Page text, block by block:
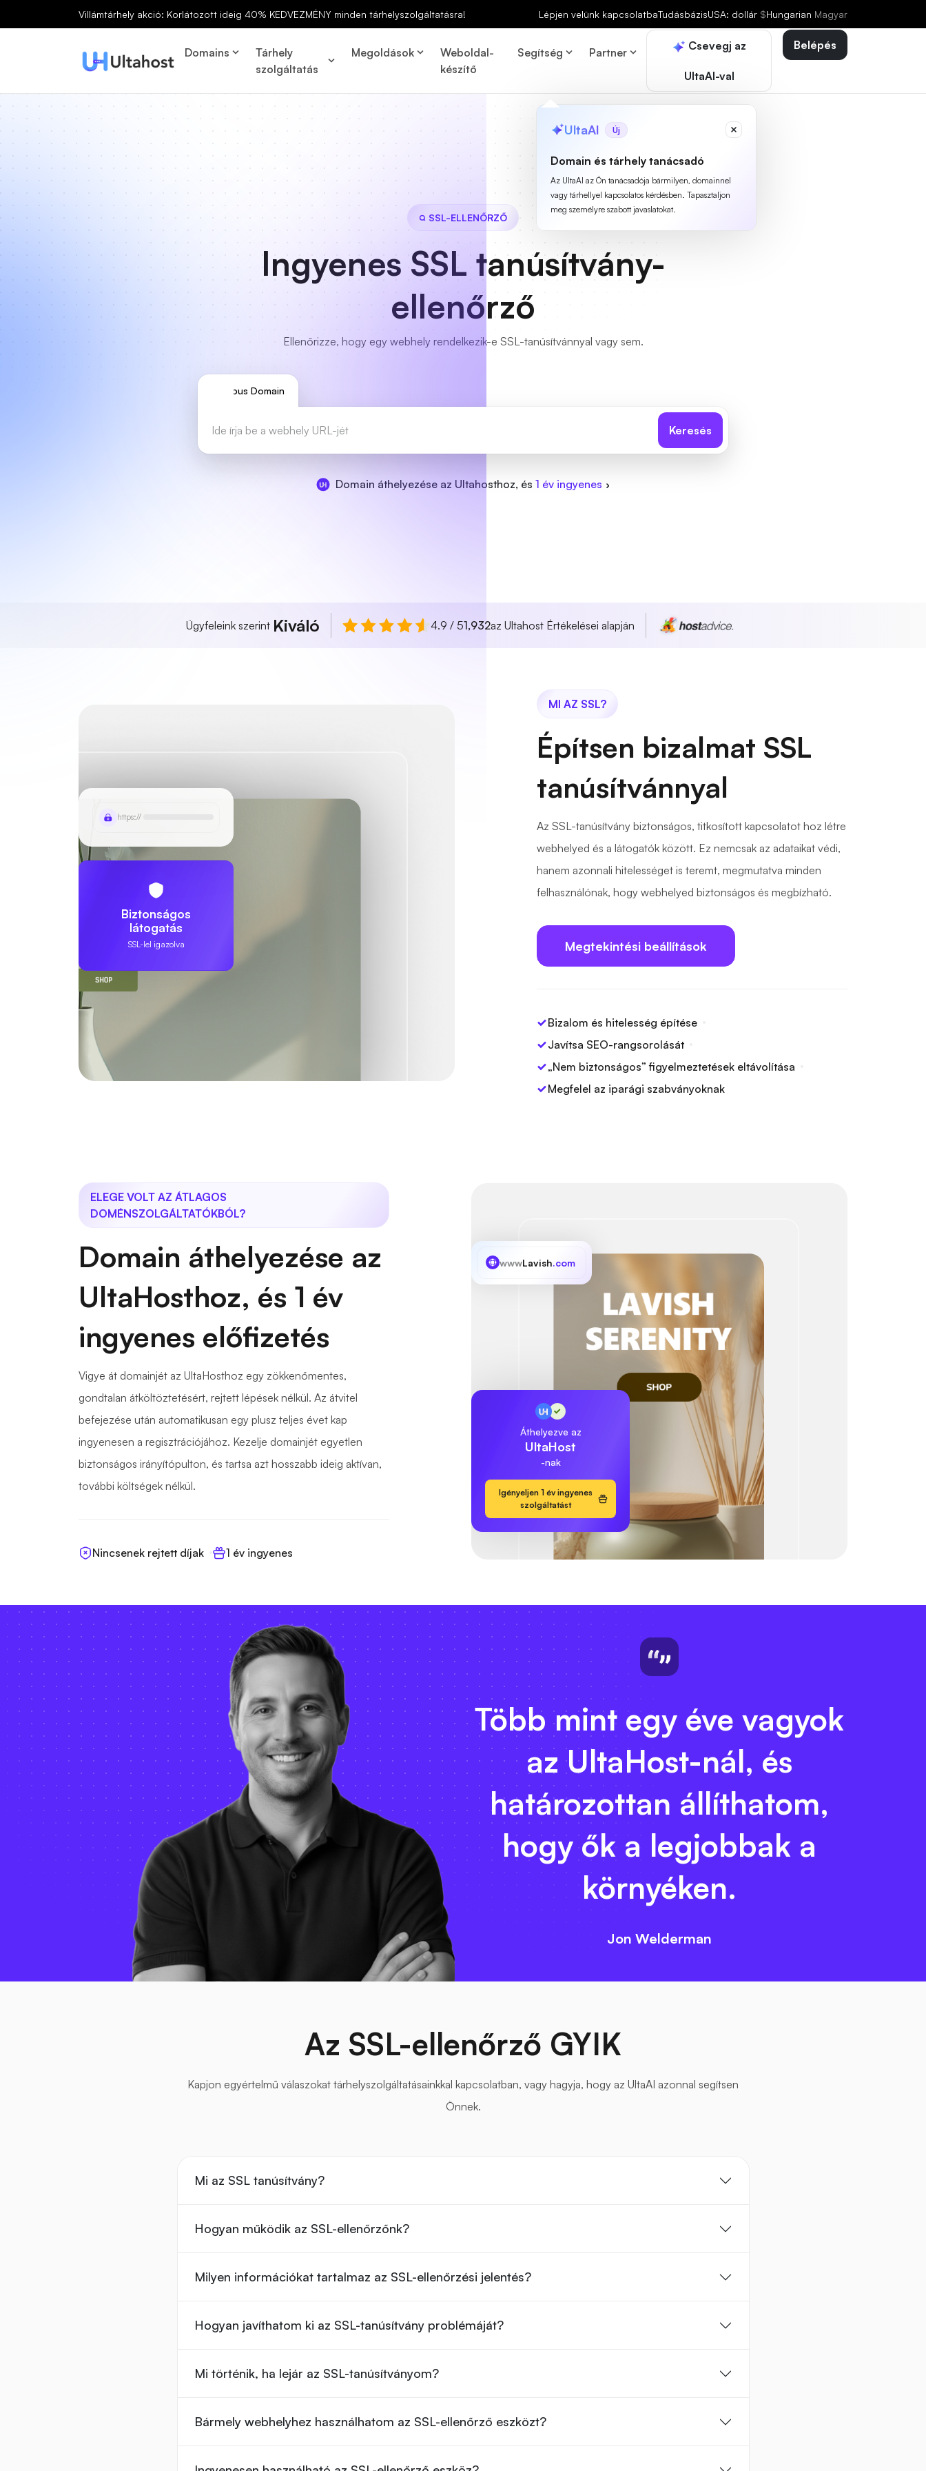
Villámtárhely akció: Korlátozott ideig 40% KEDVEZMÉNY minden tárhelyszolgáltatásra! Lépjen velünk kapcsolatbaTudásbázisUSA: dollár $Hungarian Magyar
Domains
Tárhely
szolgáltatás
Megoldások
Weboldal-
készítő
Segítség Partner Csevegj az
UltaAI-val
UltaAI Új
Domain és tárhely tanácsadó
Az UltaAI az Ön tanácsadója bármilyen, domainnel
vagy tárhellyel kapcsolatos kérdésben. Tapasztaljon
meg személyre szabott javaslatokat.
Belépés
SSL-ELLENŐRZŐ
Ingyenes SSL tanúsítvány-
ellenőrző
Ellenőrizze, hogy egy webhely rendelkezik-e SSL-tanúsítvánnyal vagy sem.
Típus Domain
Keresés
Domain áthelyezése az Ultahosthoz, és 1 év ingyenes
Ügyfeleink szerint Kiváló 4.9 / 51,932az Ultahost Értékelései alapján
https://
Biztonságos
látogatás
SSL-lel igazolva
MI AZ SSL?
Építsen bizalmat SSL
tanúsítvánnyal
Az SSL-tanúsítvány biztonságos, titkosított kapcsolatot hoz létre
webhelyed és a látogatók között. Ez nemcsak az adataikat védi,
hanem azonnali hitelességet is teremt, megmutatva minden
felhasználónak, hogy webhelyed biztonságos és megbízható.
Megtekintési beállítások
Bizalom és hitelesség építése
Javítsa SEO-rangsorolását
„Nem biztonságos” figyelmeztetések eltávolítása
Megfelel az iparági szabványoknak
ELEGE VOLT AZ ÁTLAGOS
DOMÉNSZOLGÁLTATÓKBÓL?
Domain áthelyezése az
UltaHosthoz, és 1 év
ingyenes előfizetés
Vigye át domainjét az UltaHosthoz egy zökkenőmentes,
gondtalan átköltöztetésért, rejtett lépések nélkül. Az átvitel
befejezése után automatikusan egy plusz teljes évet kap
ingyenesen a regisztrációjához. Kezelje domainjét egyetlen
biztonságos irányítópulton, és tartsa azt hosszabb ideig aktívan,
további költségek nélkül.
Nincsenek rejtett díjak 1 év ingyenes
wwwLavish.com
Áthelyezve az
UltaHost
-nak
Igényeljen 1 év ingyenes
szolgáltatást
Több mint egy éve vagyok
az UltaHost-nál, és
határozottan állíthatom,
hogy ők a legjobbak a
környéken.
Jon Welderman
Az SSL-ellenőrző GYIK
Kapjon egyértelmű válaszokat tárhelyszolgáltatásainkkal kapcsolatban, vagy hagyja, hogy az UltaAI azonnal segítsen
Önnek.
Mi az SSL tanúsítvány?
Hogyan működik az SSL-ellenőrzőnk?
Milyen információkat tartalmaz az SSL-ellenőrzési jelentés?
Hogyan javíthatom ki az SSL-tanúsítvány problémáját?
Mi történik, ha lejár az SSL-tanúsítványom?
Bármely webhelyhez használhatom az SSL-ellenőrző eszközt?